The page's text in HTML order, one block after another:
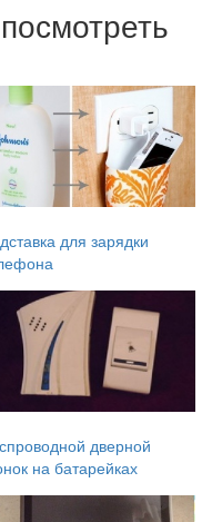
для зарядки
дверной
на батарейках